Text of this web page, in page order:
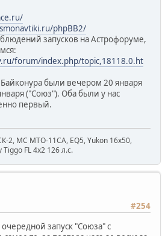
phpBB2/
запусков на Астрофоруме,
forum/index.php/topic,18118.0.ht
были вечером 20 января
("Союз"). Оба были у нас
первый.
2, МС МТО-11СА, EQ5, Yukon 16x50,
Tiggo FL 4x2 126 л.с.
#254
запуск "Союза" с